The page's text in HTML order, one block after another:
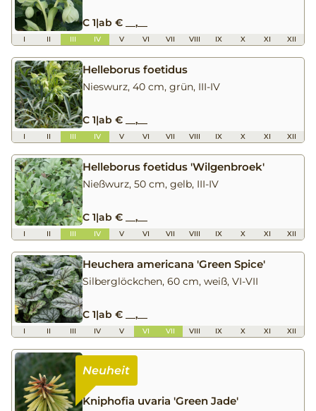
C 1|ab € __,__
I II III IV V VI VII VIII IX X XI XII
Helleborus foetidus
Nieswurz, 40 cm, grün, III-IV
C 1|ab € __,__
I II III IV V VI VII VIII IX X XI XII
Helleborus foetidus 'Wilgenbroek'
Nießwurz, 50 cm, gelb, III-IV
C 1|ab € __,__
I II III IV V VI VII VIII IX X XI XII
Heuchera americana 'Green Spice'
Silberglöckchen, 60 cm, weiß, VI-VII
C 1|ab € __,__
I II III IV V VI VII VIII IX X XI XII
Kniphofia uvaria 'Green Jade'